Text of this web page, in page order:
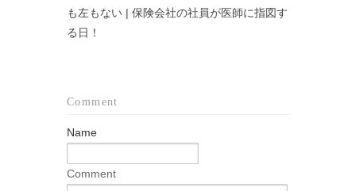
も左もない | 保険会社の社員が医師に指図す
る日！
Comment
Name
Comment